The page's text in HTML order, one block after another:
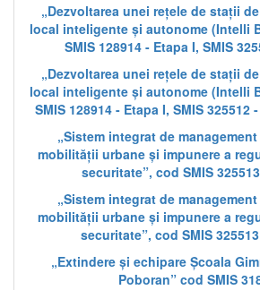
„Dezvoltarea unei rețele de stații
local inteligente și autonome (Intelli
SMIS 128914 - Etapa I, SMIS
„Dezvoltarea unei rețele de stații
local inteligente și autonome (Intelli
SMIS 128914 - Etapa I, SMIS 325512
„Sistem integrat de
mobilității urbane și impunere a
securitate”, cod SMIS
„Sistem integrat de
mobilității urbane și impunere a
securitate”, cod SMIS
„Extindere și echipare Școala
Poboran” cod SMIS